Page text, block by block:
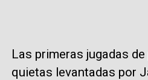
Las primeras jugadas
quietas levantadas por